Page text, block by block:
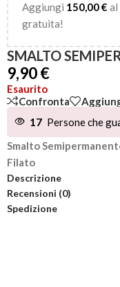
Aggiungi 150,00€ al
gratuita!
SMALTO
9,90€
Esaurito
Confronta
17 Persone che
Smalto
Filato
Descrizione
Recensioni (0)
Spedizione